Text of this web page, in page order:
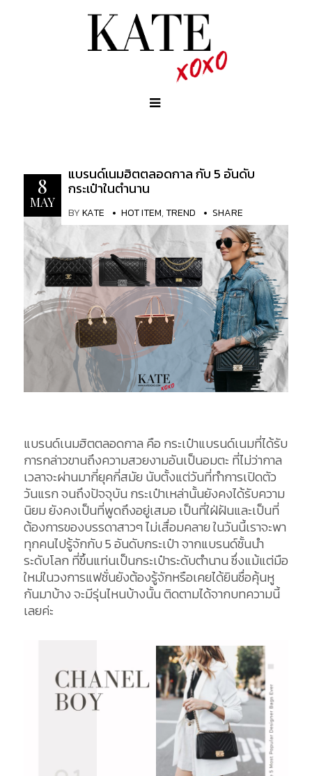
8
MAY
แบรนด์เนมฮิตตลอดกาล กับ 5 อันดับ
กระเป๋าในตำนาน
BYKATE HOT ITEM,TREND SHARE
แบรนด์เนมฮิตตลอดกาล คือ กระเป๋าแบรนด์เนมที่ได้รับ
การกล่าวขานถึงความสวยงามอันเป็นอมตะ ที่ไม่ว่ากาล
เวลาจะผ่านมากี่ยุคกี่สมัย นับตั้งแต่วันที่ทำการเปิดตัว
วันแรก จนถึงปัจจุบัน กระเป๋าเหล่านั้นยังคงได้รับความ
นิยม ยังคงเป็นที่พูดถึงอยู่เสมอ เป็นที่ใฝ่ฝันและเป็นที่
ต้องการของบรรดาสาวๆ ไม่เสื่อมคลาย ในวันนี้เราจะพา
ทุกคนไปรู้จักกับ 5 อันดับกระเป๋า จากแบรนด์ชั้นนำ
ระดับโลก ที่ขึ้นแท่นเป็นกระเป๋าระดับตำนาน ซึ่งแม้แต่มือ
ใหม่ในวงการแฟชั่นยังต้องรู้จักหรือเคยได้ยินชื่อคุ้นหู
กันมาบ้าง จะมีรุ่นไหนบ้างนั้น ติดตามได้จากบทความนี้
เลยค่ะ